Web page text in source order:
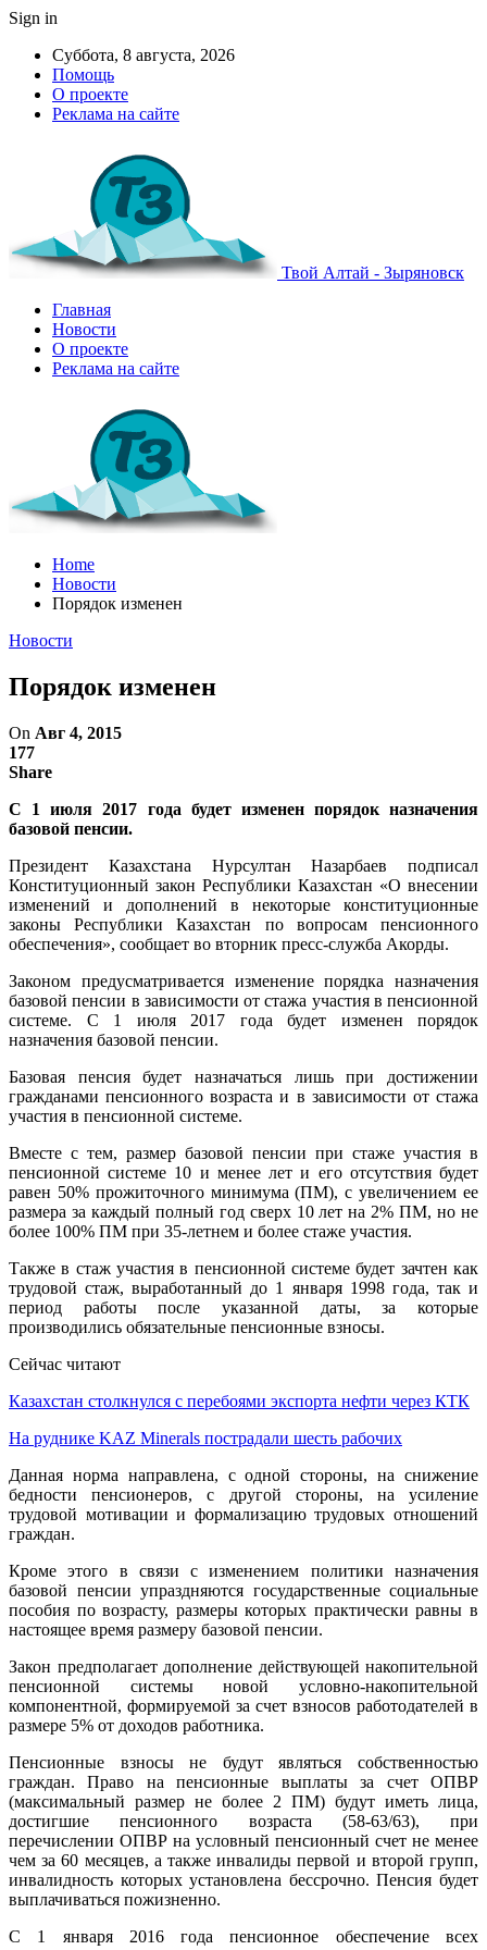
Sign in
Суббота, 8 августа, 2026
Помощь
О проекте
Реклама на сайте
Твой Алтай - Зыряновск
Главная
Новости
О проекте
Реклама на сайте
Home
Новости
Порядок изменен
Новости
Порядок изменен
On Авг 4, 2015
177
Share
С 1 июля 2017 года будет изменен порядок назначения
базовой пенсии.
Президент Казахстана Нурсултан Назарбаев подписал
Конституционный закон Республики Казахстан «О внесении
изменений и дополнений в некоторые конституционные
законы Республики Казахстан по вопросам пенсионного
обеспечения», сообщает во вторник пресс-служба Акорды.
Законом предусматривается изменение порядка назначения
базовой пенсии в зависимости от стажа участия в пенсионной
системе. С 1 июля 2017 года будет изменен порядок
назначения базовой пенсии.
Базовая пенсия будет назначаться лишь при достижении
гражданами пенсионного возраста и в зависимости от стажа
участия в пенсионной системе.
Вместе с тем, размер базовой пенсии при стаже участия в
пенсионной системе 10 и менее лет и его отсутствия будет
равен 50% прожиточного минимума (ПМ), с увеличением ее
размера за каждый полный год сверх 10 лет на 2% ПМ, но не
более 100% ПМ при 35-летнем и более стаже участия.
Также в стаж участия в пенсионной системе будет зачтен как
трудовой стаж, выработанный до 1 января 1998 года, так и
период работы после указанной даты, за которые
производились обязательные пенсионные взносы.
Сейчас читают
Казахстан столкнулся с перебоями экспорта нефти через КТК
На руднике KAZ Minerals пострадали шесть рабочих
Данная норма направлена, с одной стороны, на снижение
бедности пенсионеров, с другой стороны, на усиление
трудовой мотивации и формализацию трудовых отношений
граждан.
Кроме этого в связи с изменением политики назначения
базовой пенсии упраздняются государственные социальные
пособия по возрасту, размеры которых практически равны в
настоящее время размеру базовой пенсии.
Закон предполагает дополнение действующей накопительной
пенсионной системы новой условно-накопительной
компонентной, формируемой за счет взносов работодателей в
размере 5% от доходов работника.
Пенсионные взносы не будут являться собственностью
граждан. Право на пенсионные выплаты за счет ОПВР
(максимальный размер не более 2 ПМ) будут иметь лица,
достигшие пенсионного возраста (58-63/63), при
перечислении ОПВР на условный пенсионный счет не менее
чем за 60 месяцев, а также инвалиды первой и второй групп,
инвалидность которых установлена бессрочно. Пенсия будет
выплачиваться пожизненно.
С 1 января 2016 года пенсионное обеспечение всех